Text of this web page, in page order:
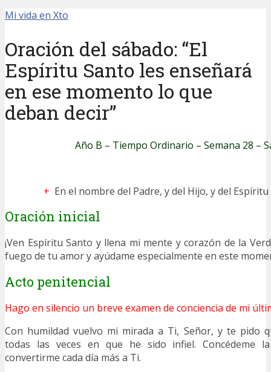
Mi vida en Xto
Oración del sábado: “El
Espíritu Santo les enseñará
en ese momento lo que
deban decir”
Año B – Tiempo Ordinario – Semana 28 –
+ En el nombre del Padre, y del Hijo, y del Espíritu
Oración inicial
¡Ven Espíritu Santo y llena mi mente y corazón de la
fuego de tu amor y ayúdame especialmente en este
Acto penitencial
Hago en silencio un breve examen de conciencia de mi
Con humildad vuelvo mi mirada a Ti, Señor, y te pido
todas las veces en que he sido infiel. Concédeme
convertirme cada día más a Ti.